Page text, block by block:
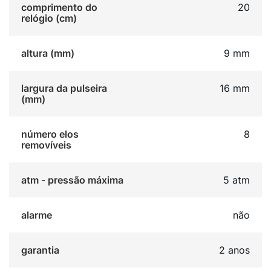
busca um relógio que seja o protagonista do visual
metálico. Trata-se de um acessório robusto e durável,
contemporâneas.
comprimento do
relógio (cm)
20
altura (mm) 9 mm
largura da pulseira
(mm)
16 mm
número elos
removíveis
8
atm - pressão máxima 5 atm
alarme não
garantia 2 anos